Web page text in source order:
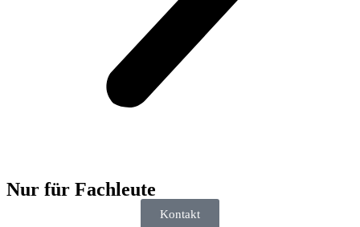
Nur für Fachleute
Kontakt